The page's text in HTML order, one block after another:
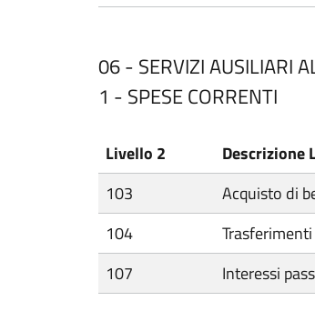
06 - SERVIZI AUSILIARI
1 - SPESE CORRENTI
Livello 2 Descrizione
103
Acquisto di
104
107
Interessi